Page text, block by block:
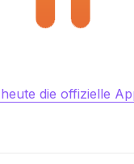
die offizielle